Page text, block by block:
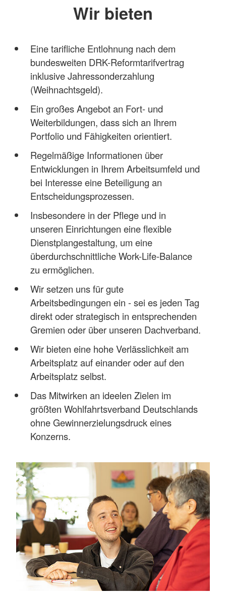
Wir bieten
Eine tarifliche Entlohnung nach dem
bundesweiten DRK-Reformtarifvertrag
inklusive Jahressonderzahlung
(Weihnachtsgeld).
Ein großes Angebot an Fort- und
Weiterbildungen, dass sich an Ihrem
Portfolio und Fähigkeiten orientiert.
Regelmäßige Informationen über
Entwicklungen in Ihrem Arbeitsumfeld und
bei Interesse eine Beteiligung an
Entscheidungsprozessen.
Insbesondere in der Pflege und in
unseren Einrichtungen eine flexible
Dienstplangestaltung, um eine
überdurchschnittliche Work-Life-Balance
zu ermöglichen.
Wir setzen uns für gute
Arbeitsbedingungen ein - sei es jeden Tag
direkt oder strategisch in entsprechenden
Gremien oder über unseren Dachverband.
Wir bieten eine hohe Verlässlichkeit am
Arbeitsplatz auf einander oder auf den
Arbeitsplatz selbst.
Das Mitwirken an ideelen Zielen im
größten Wohlfahrtsverband Deutschlands
ohne Gewinnerzielungsdruck eines
Konzerns.